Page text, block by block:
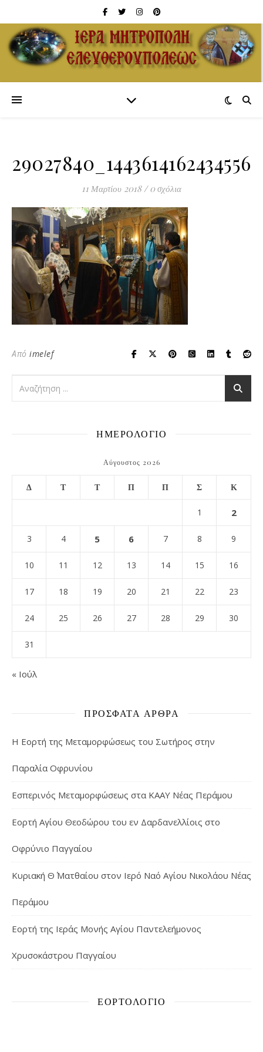
11 Μαρτίου 2018 / 0 σχόλια
Από imelef
ΗΜΕΡΟΛΟΓΙΟ
Αύγουστος 2026
Δ Τ Τ Π Π Σ Κ
1 2
3 4 5 6 7 8 9
10 11 12 13 14 15 16
17 18 19 20 21 22 23
24 25 26 27 28 29 30
31
« Ιούλ
ΠΡΌΣΦΑΤΑ ΆΡΘΡΑ
Η Εορτή της Μεταμορφώσεως του Σωτήρος στην
Παραλία Οφρυνίου
Εσπερινός Μεταμορφώσεως στα ΚΑΑΥ Νέας Περάμου
Εορτή Αγίου Θεοδώρου του εν Δαρδανελλίοις στο
Οφρύνιο Παγγαίου
Κυριακή Θ΄ Ματθαίου στον Ιερό Ναό Αγίου Νικολάου Νέας
Περάμου
Εορτή της Ιεράς Μονής Αγίου Παντελεήμονος
Χρυσοκάστρου Παγγαίου
ΕΟΡΤΟΛΌΓΙΟ